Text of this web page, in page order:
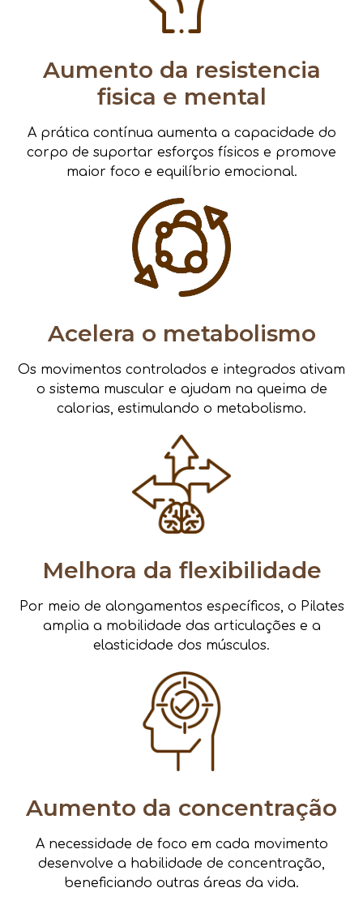
Aumento da resistencia
fisica e mental
A prática contínua aumenta a capacidade do
corpo de suportar esforços físicos e promove
maior foco e equilíbrio emocional.
Acelera o metabolismo
Os movimentos controlados e integrados ativam
o sistema muscular e ajudam na queima de
calorias, estimulando o metabolismo.
Melhora da flexibilidade
Por meio de alongamentos específicos, o Pilates
amplia a mobilidade das articulações e a
elasticidade dos músculos.
Aumento da concentração
A necessidade de foco em cada movimento
desenvolve a habilidade de concentração,
beneficiando outras áreas da vida.